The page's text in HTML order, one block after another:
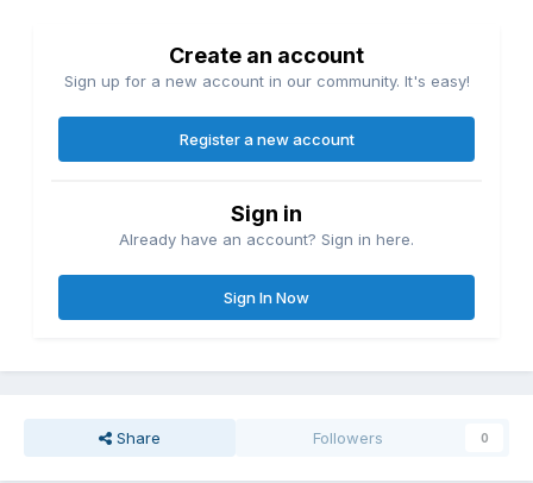
Create an account
Sign up for a new account in our community. It's easy!
Register a new account
Sign in
Already have an account? Sign in here.
Sign In Now
Share Followers 0